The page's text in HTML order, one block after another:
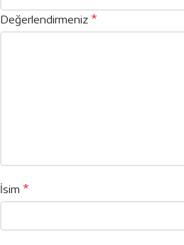
Değerlendirmeniz *
İsim *